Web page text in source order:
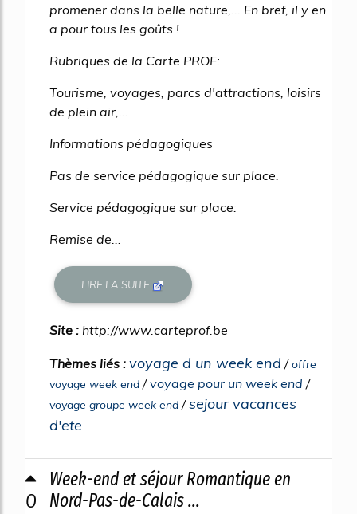
promener dans la belle nature,... En bref, il y en
a pour tous les goûts !
Rubriques de la Carte PROF:
Tourisme, voyages, parcs d'attractions, loisirs
de plein air,...
Informations pédagogiques
Pas de service pédagogique sur place.
Service pédagogique sur place:
Remise de...
LIRE LA SUITE
Site : http://www.carteprof.be
Thèmes liés : voyage d un week end /offre
voyage week end /voyage pour un week end /
voyage groupe week end /sejour vacances
d'ete
0
Week-end et séjour Romantique en
Nord-Pas-de-Calais ...